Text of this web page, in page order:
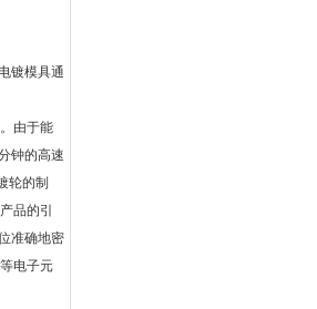
镀模具通
由于能
钟的高速
轮的制
品的引
准确地密
电子元